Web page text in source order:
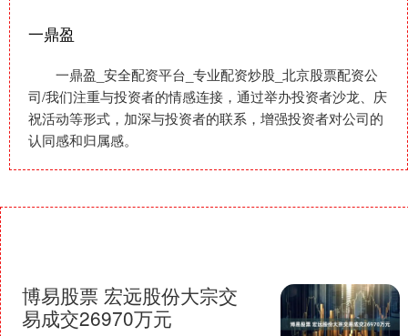
一鼎盈
一鼎盈_安全配资平台_专业配资炒股_北京股票配资公
司/我们注重与投资者的情感连接，通过举办投资者沙龙、庆
祝活动等形式，加深与投资者的联系，增强投资者对公司的
认同感和归属感。
博易股票 宏远股份大宗交
易成交26970万元